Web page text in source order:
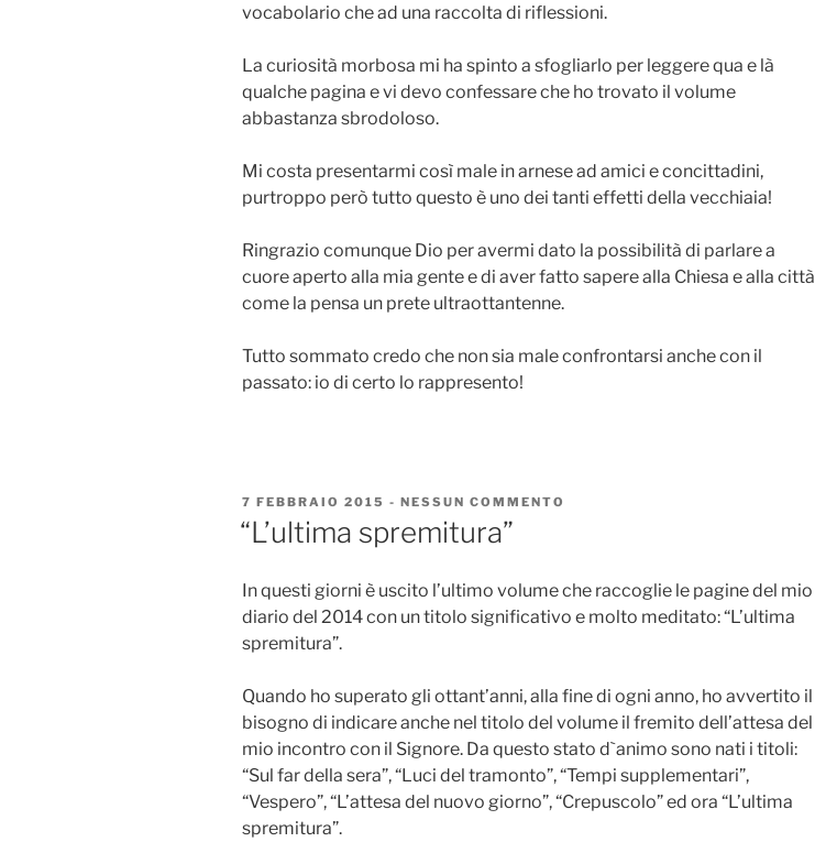
vocabolario che ad una raccolta di riflessioni.
La curiosità morbosa mi ha spinto a sfogliarlo per leggere qua e là
qualche pagina e vi devo confessare che ho trovato il volume
abbastanza sbrodoloso.
Mi costa presentarmi così male in arnese ad amici e concittadini,
purtroppo però tutto questo è uno dei tanti effetti della vecchiaia!
Ringrazio comunque Dio per avermi dato la possibilità di parlare a
cuore aperto alla mia gente e di aver fatto sapere alla Chiesa e alla città
come la pensa un prete ultraottantenne.
Tutto sommato credo che non sia male confrontarsi anche con il
passato: io di certo lo rappresento!
PUBBLICATO
IL
7 FEBBRAIO 2015 - NESSUN COMMENTO
“L’ultima spremitura”
In questi giorni è uscito l’ultimo volume che raccoglie le pagine del mio
diario del 2014 con un titolo significativo e molto meditato: “L’ultima
spremitura”.
Quando ho superato gli ottant’anni, alla fine di ogni anno, ho avvertito il
bisogno di indicare anche nel titolo del volume il fremito dell’attesa del
mio incontro con il Signore. Da questo stato d`animo sono nati i titoli:
“Sul far della sera”, “Luci del tramonto”, “Tempi supplementari”,
“Vespero”, “L’attesa del nuovo giorno”, “Crepuscolo” ed ora “L’ultima
spremitura”.